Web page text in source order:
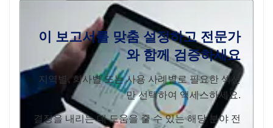
이 보고서를 맞춤 설정하고 전문가
와 함께 검증하세요
지역별, 회사별 또는 사용 사례별로 필요한 섹션
만 선택하여 액세스하세요.
결정을 내리는 데 도움을 줄 수 있는 해당 분야 전